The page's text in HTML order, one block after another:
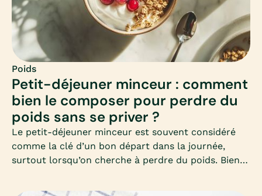
Poids
Petit-déjeuner minceur : comment
bien le composer pour perdre du
poids sans se priver ?
Le petit-déjeuner minceur est souvent considéré
comme la clé d’un bon départ dans la journée,
surtout lorsqu’on cherche à perdre du poids. Bien
stabiliser la glycémie et de favoriser un